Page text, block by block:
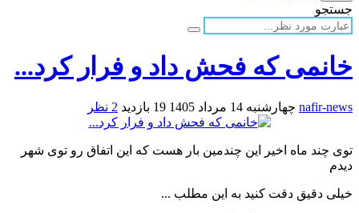
جستجو
خانمی که فحش داد و فرار کرد...
nafir-news چهارشنبه 14 مرداد 1405 19 بازدید 2 نظر
توی چند ماه اخیر این چندمین بار هست که این اتفاق رو توی شهر
دیدم
خیلی دقیق دقت کنید به این مطلب ...